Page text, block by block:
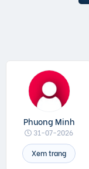
Phuong Minh
31-07-2026
Xem trang